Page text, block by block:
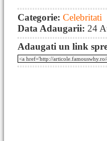
Categorie: Celebritati
Data Adaugarii: 24
Adaugati un link